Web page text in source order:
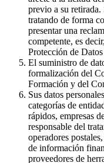
previo a su retirada.
tratando de forma
presentar una
competente, es
Protección de
El suministro de
formalización del
Formación y del
Sus datos
categorías de
rápidos, empresas
responsable del
operadores
de información
proveedores de